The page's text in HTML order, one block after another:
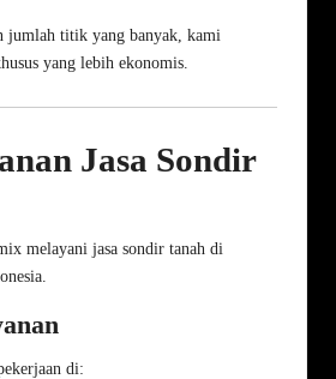
jumlah titik yang banyak, kami
yang lebih ekonomis.
Jasa Sondir
melayani jasa sondir tanah di
di: